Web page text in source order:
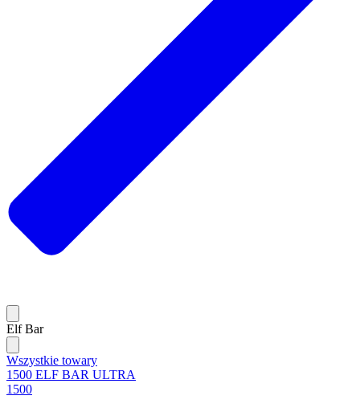
Elf Bar
Wszystkie towary
1500 ELF BAR ULTRA
1500